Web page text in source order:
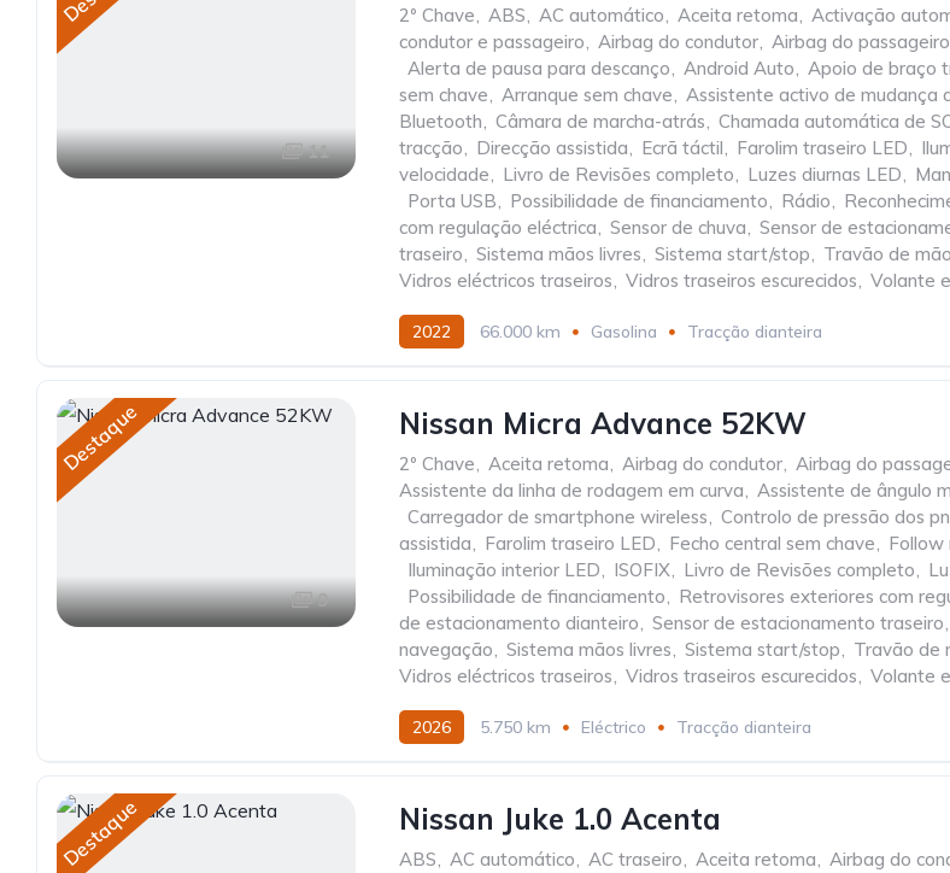
11
2º Chave, ABS, AC automático, Aceita retoma, Activação
condutor e passageiro, Airbag do condutor, Airbag do passageiro
Alerta de pausa para descanço, Android Auto, Apoio de braço
sem chave, Arranque sem chave, Assistente activo de mudança
Bluetooth, Câmara de marcha-atrás, Chamada automática de
tracção, Direcção assistida, Ecrã táctil, Farolim traseiro LED,
velocidade, Livro de Revisões completo, Luzes diurnas LED,
Porta USB, Possibilidade de financiamento, Rádio,
com regulação eléctrica, Sensor de chuva, Sensor de
traseiro, Sistema mãos livres, Sistema start/stop, Travão de
Vidros eléctricos traseiros, Vidros traseiros escurecidos, Volante
2022 66.000 km Gasolina Tracção dianteira
Destaque
9
Nissan Micra Advance 52KW
2º Chave, Aceita retoma, Airbag do condutor, Airbag do
Assistente da linha de rodagem em curva, Assistente de ângulo
Carregador de smartphone wireless, Controlo de pressão dos
assistida, Farolim traseiro LED, Fecho central sem chave, Follow
Iluminação interior LED, ISOFIX, Livro de Revisões completo,
Possibilidade de financiamento, Retrovisores exteriores com
de estacionamento dianteiro, Sensor de estacionamento traseiro,
navegação, Sistema mãos livres, Sistema start/stop, Travão de
Vidros eléctricos traseiros, Vidros traseiros escurecidos, Volante
2026 5.750 km Eléctrico Tracção dianteira
Destaque Nissan Juke 1.0 Acenta
ABS, AC automático, AC traseiro, Aceita retoma, Airbag do